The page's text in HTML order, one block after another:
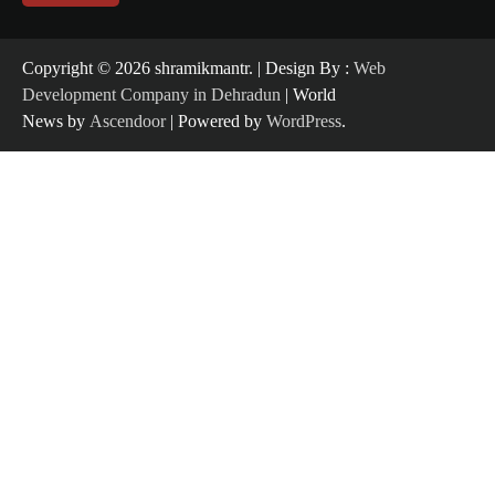
Copyright ©️ 2026 shramikmantr. | Design By : Web
Development Company in Dehradun | World
News by Ascendoor| Powered by WordPress.